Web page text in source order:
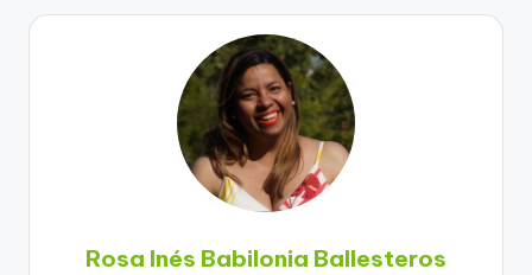
Rosa Inés Babilonia Ballesteros